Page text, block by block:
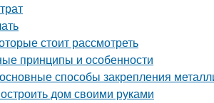
стоит рассмотреть
принципы и особенности
способы закрепления
дом своими руками